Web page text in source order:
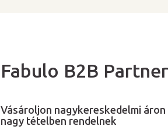
Fabulo B2B
Vásároljon nagykereskedelmi
nagy tételben rendelnek